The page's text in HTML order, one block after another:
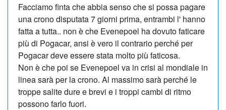
Facciamo finta che abbia senso che si possa pagare
una crono disputata 7 giorni prima, entrambi l' hanno
fatta a tutta.. non è che Evenepoel ha dovuto faticare
più di Pogacar, ansi è vero il contrario perché per
Pogacar deve essere stata molto più faticosa.
Non è che poi se Evenepoel va in crisi al mondiale in
linea sarà per la crono. Al massimo sarà perché le
troppe salite dure e brevi e i troppi cambi di ritmo
possono farlo fuori.